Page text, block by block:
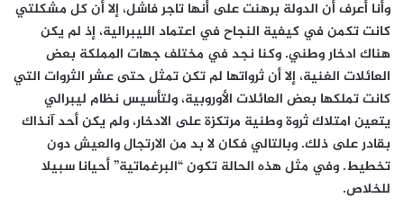
وأنا أعرف أن الدولة برهنت على أنها تاجر فاشل، إلا أن كل مشكلتي
كانت تكمن في كيفية النجاح في اعتماد الليبرالية، إذ لم يكن
هناك ادخار وطني. وكنا نجد في مختلف جهات المملكة بعض
العائلات الغنية، إلا أن ثرواتها لم تكن تمثل حتى عشر الثروات التي
كانت تملكها بعض العائلات الأوروبية، ولتأسيس نظام ليبرالي
يتعين امتلاك ثروة وطنية مرتكزة على الادخار، ولم يكن أحد آنذاك
بقادر على ذلك. وبالتالي فكان لا بد من الارتجال والعيش دون
تخطيط. وفي مثل هذه الحالة تكون “البرغماتية” أحيانا سبيلا
للخلاص.